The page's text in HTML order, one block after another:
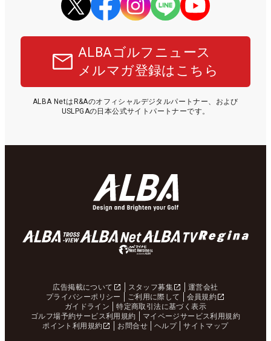
ALBAゴルフニュース
メルマガ登録はこちら
ALBA NetはR&Aのオフィシャルデジタルパートナー、および
USLPGAの日本公式サイトパートナーです。
広告掲載について スタッフ募集
運営会社
プライバシーポリシー
ご利用に際して
会員規約
ガイドライン
特定商取引法に基づく表示
ゴルフ場予約サービス利用規約
マイページサービス利用規約
ポイント利用規約
お問合せ ヘルプ サイトマップ